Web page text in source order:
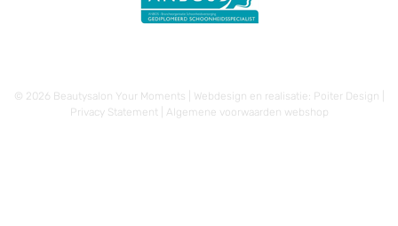
© 2026 Beautysalon Your Moments | Webdesign en realisatie: Poiter Design
Privacy Statement
Algemene voorwaarden webshop